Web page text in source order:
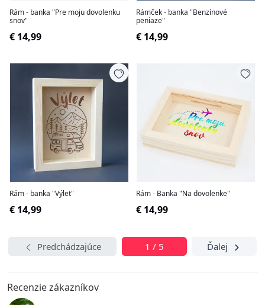
Recenzie zákazníkov
Rám - banka "Pre moju dovolenku
snov"
€ 14,99
Rámček - banka "Benzínové
peniaze"
€ 14,99
Rám - banka "Výlet"
€ 14,99
Rám - Banka "Na dovolenke"
€ 14,99
Predchádzajúce 1 / 5 Ďalej